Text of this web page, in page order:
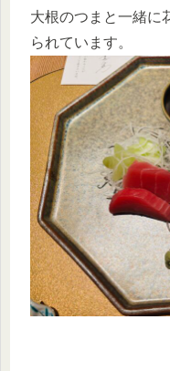
大根のつまと一緒に
られています。